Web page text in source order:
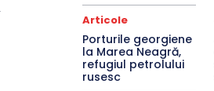
Articole
Porturile georgiene
la Marea Neagră,
refugiul petrolului
rusesc